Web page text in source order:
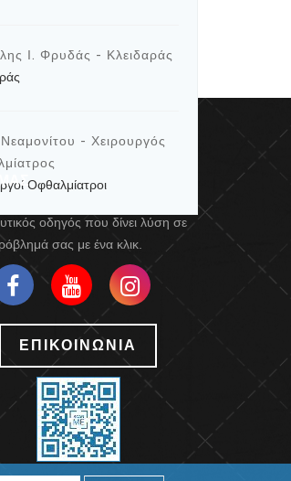
Ι. Φρυδάς - Κλειδαράς
- Χειρουργός
Οφθαλμίατροι
οδηγός που δίνει λύση σε
σας με ένα κλικ.
ΕΠΙΚΟΙΝΩΝΙΑ